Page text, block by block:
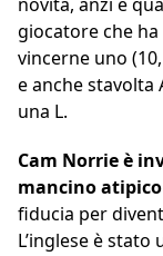
giocatore che
vincerne uno
e anche stavolta
una L.
Cam Norrie è
mancino atipico
fiducia per
L’inglese è